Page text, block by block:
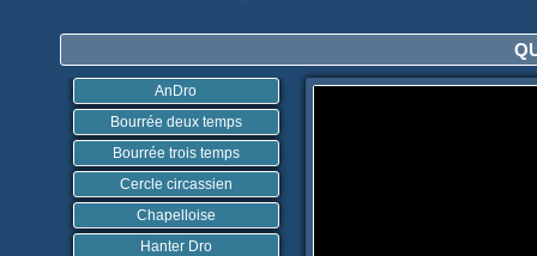
AnDro
Bourrée deux temps
Bourrée trois temps
Cercle circassien
Chapelloise
Hanter Dro